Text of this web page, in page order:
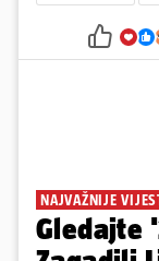
NAJVAŽNIJE
Gledajte